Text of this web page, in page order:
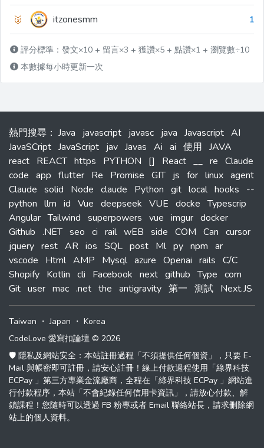
🥉 itzonesmm 1
評分標準：發文×10 + 留言×3 + 獲讚×5 + 點讚×1 + 瀏覽數÷10
本數據每小時更新一次
熱門搜尋 ： Java javascript javasc java Javascript AI
JavaSCript JavaScript jav Javas Ai ai 使用 JAVA
react REACT https PYTHON [] React __ re Claude
code app flutter Re Promise GIT js for linux agent
Claude solid Node claude Python git local hooks
--
python llm id Vue deepseek VUE docke Typescrip
Angular Tailwind superpowers vue imgur docker
Github .NET seo ci rail wEB side COM Can cursor
jquery rest AR ios SQL post Ml py npm ar
vscode
Html AMP Mysql azure Openai rails C/C
Shopify Kotlin cli Facebook next github Type com
Git user mac .net the antigravity 第一 測試 Next.JS
Taiwan ・Japan ・ Korea
CodeLove 愛寫扣論壇 © 2026
🛡️ 隱私及網站安全：本站註冊過程「不須提供任何個資」，只要 E-
Mail 與帳密即可註冊，請安心註冊！線上付款過程使用「綠界科技
ECPay 」第三方專業金流廠商，全程在「綠界科技 ECPay 」網站進
行付款程序，本站「不會紀錄任何信用卡資訊」，請放心付款、解
鎖課程！您隨時可以透過 FB 粉專或者 Email 聯絡站長，請求刪除網
站上的個人資料。